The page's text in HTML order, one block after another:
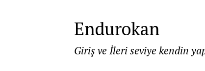
Endurokan
Giriş ve İleri seviye kendin